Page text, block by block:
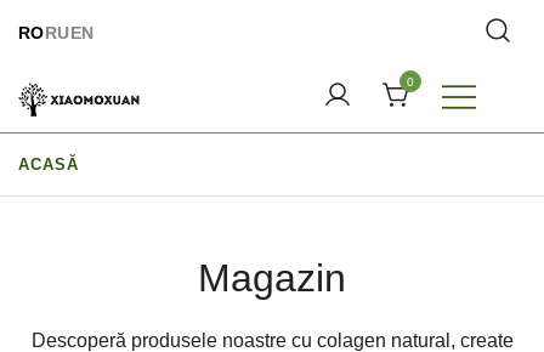
direct
conținut
RORUEN
0
ACASĂ
Magazin
Descoperă produsele noastre cu colagen natural, create